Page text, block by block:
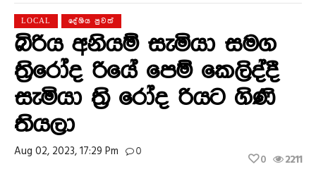
LOCAL දේශිය පුවත්
බිරිය අනියම් සැමියා සමග
ත්‍රිරෝද රියේ පෙම් කෙලිද්දී
සැමියා ත්‍රි රෝද රියට ගිණි
තියලා
Aug 02, 2023, 17:29 Pm 0 2211
0